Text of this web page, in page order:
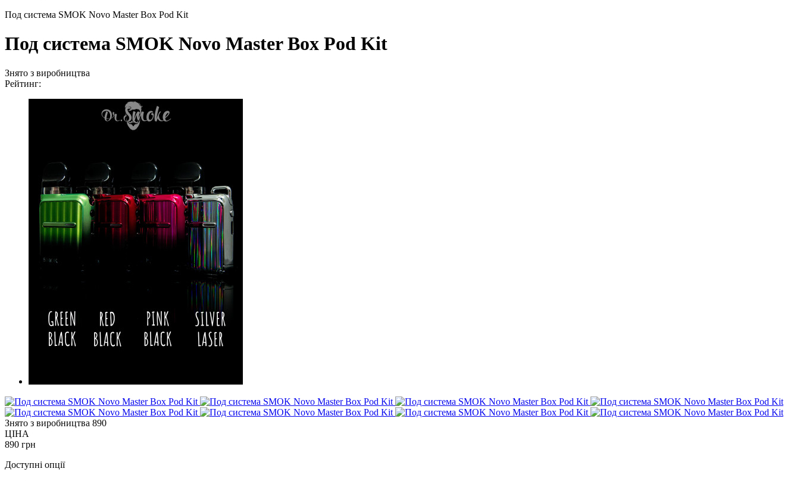
Под система SMOK Novo Master Box Pod Kit
Под система SMOK Novo Master Box Pod Kit
Знято з виробництва
Рейтинг:
Знято з виробництва 890
ЦІНА
890 грн
Доступні опції